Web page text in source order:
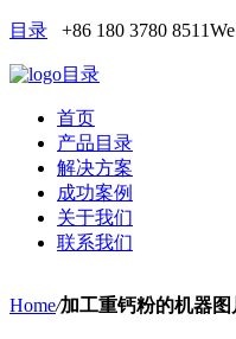
目录 +86 180 3780 8511
目录
首页
产品目录
解决方案
成功案例
关于我们
联系我们
Home/加工重钙粉的机器图